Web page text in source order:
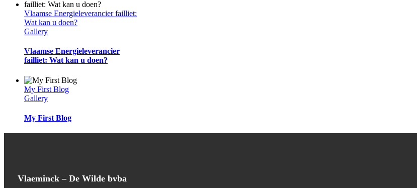
Vlaamse Energieleverancier failliet:
Wat kan u doen?
Gallery
Vlaamse Energieleverancier
failliet: Wat kan u doen?
My First Blog
Gallery
My First Blog
Vlaeminck – De Wilde bvba